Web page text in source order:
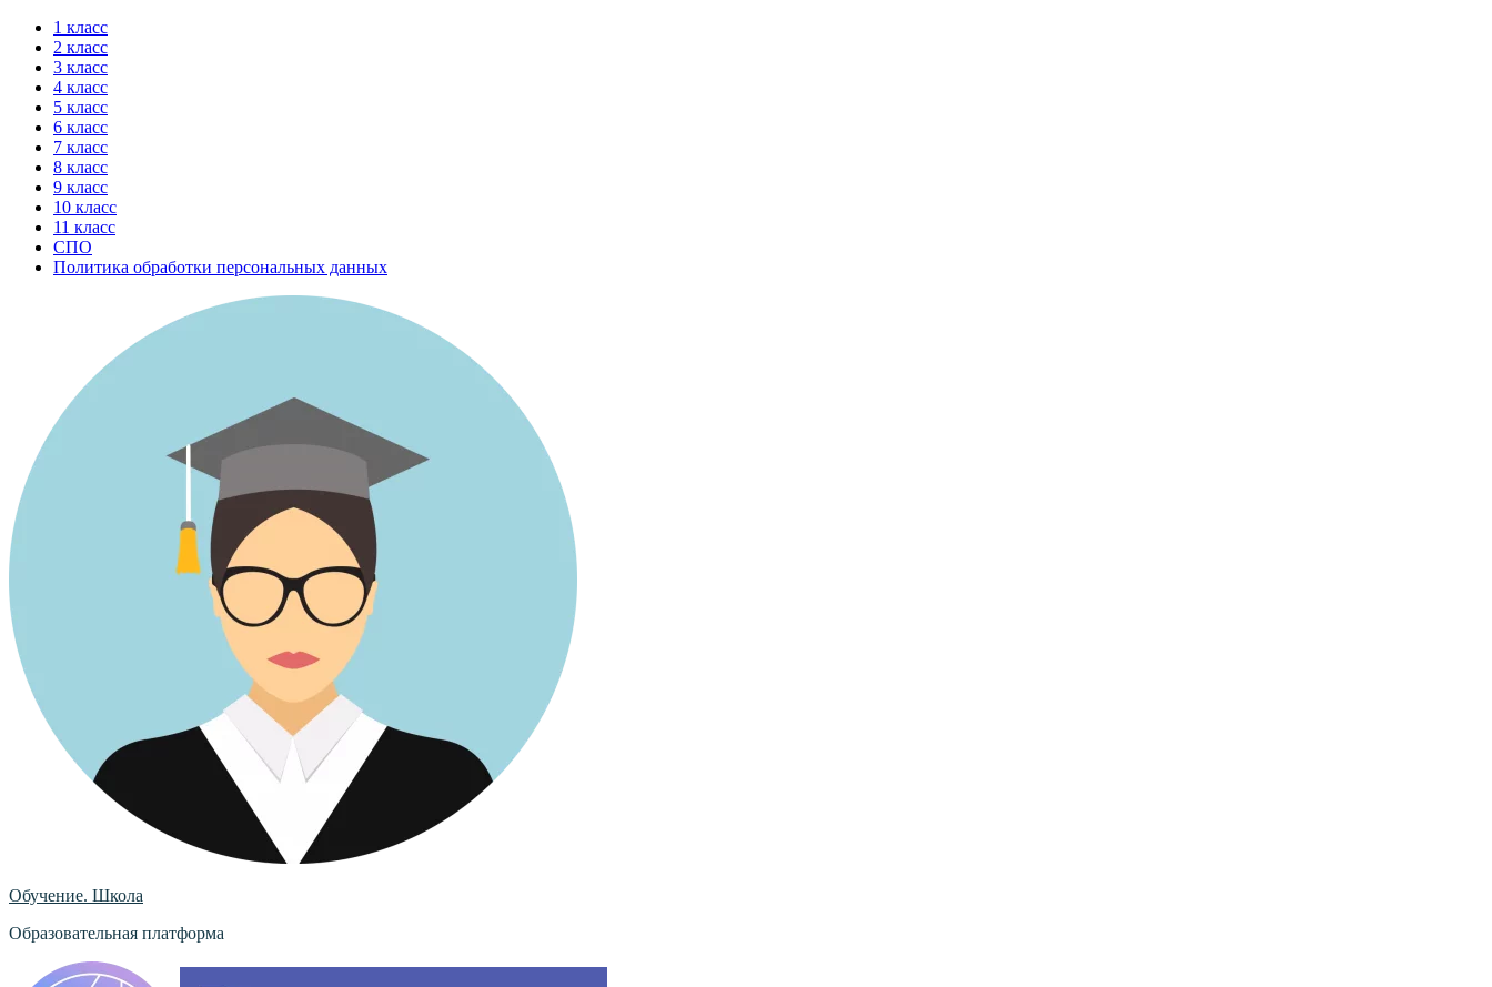
Перейти
содержимому
1 класс
2 класс
3 класс
4 класс
5 класс
6 класс
7 класс
8 класс
9 класс
10 класс
11 класс
СПО
Политика обработки персональных данных
Обучение. Школа
Образовательная платформа